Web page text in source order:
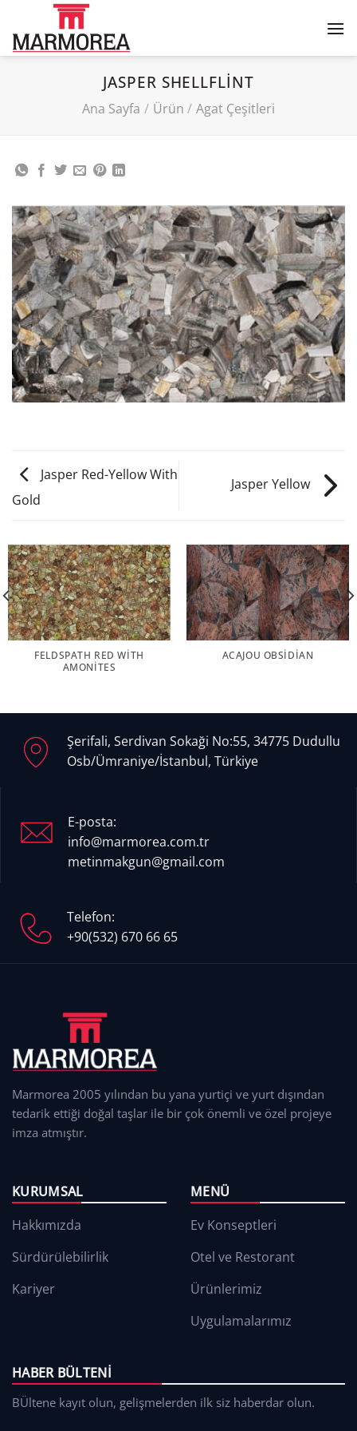
JASPER SHELLFLINT
Ana Sayfa / Ürün / Agat Çeşitleri
Jasper Red-Yellow With
Gold
Jasper Yellow
FELDSPATH RED WITH
AMONITES
ACAJOU OBSIDIAN
Şerifali, Serdivan Sokaği No:55, 34775 Dudullu
Osb/Ümraniye/İstanbul, Türkiye
E-posta:
info@marmorea.com.tr
metinmakgun@gmail.com
Telefon:
+90(532) 670 66 65
Marmorea 2005 yılından bu yana yurtiçi ve yurt dışından
tedarik ettiği doğal taşlar ile bir çok önemli ve özel projeye
imza atmıştır.
KURUMSAL
Hakkımızda
Sürdürülebilirlik
Kariyer
MENÜ
Ev Konseptleri
Otel ve Restorant
Ürünlerimiz
Uygulamalarımız
HABER BÜLTENI
BÜltene kayıt olun, gelişmelerden ilk siz haberdar olun.